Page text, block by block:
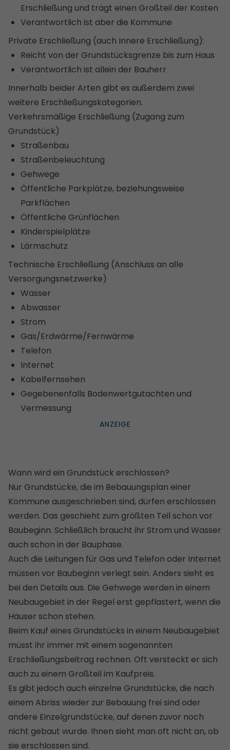
Erschließung und trägt einen Großteil der Kosten
Verantwortlich ist aber die Kommune
Private Erschließung (auch Innere Erschließung):
Reicht von der Grundstücksgrenze bis zum Haus
Verantwortlich ist allein der Bauherr
Innerhalb beider Arten gibt es außerdem zwei
weitere Erschließungskategorien.
Verkehrsmäßige Erschließung (Zugang zum
Grundstück)
Straßenbau
Straßenbeleuchtung
Gehwege
Öffentliche Parkplätze, beziehungsweise
Parkflächen
Öffentliche Grünflächen
Kinderspielplätze
Lärmschutz
Technische Erschließung (Anschluss an alle
Versorgungsnetzwerke)
Wasser
Abwasser
Strom
Gas/Erdwärme/Fernwärme
Telefon
Internet
Kabelfernsehen
Gegebenenfalls Bodenwertgutachten und
Vermessung
Wann wird ein Grundstück erschlossen?
Nur Grundstücke, die im Bebauungsplan einer
Kommune ausgeschrieben sind, dürfen erschlossen
werden. Das geschieht zum größten Teil schon vor
Baubeginn. Schließlich braucht ihr Strom und Wasser
auch schon in der Bauphase.
Auch die Leitungen für Gas und Telefon oder Internet
müssen vor Baubeginn verlegt sein. Anders sieht es
bei den Details aus. Die Gehwege werden in einem
Neubaugebiet in der Regel erst gepflastert, wenn die
Häuser schon stehen.
Beim Kauf eines Grundstücks in einem Neubaugebiet
müsst ihr immer mit einem sogenannten
Erschließungsbeitrag rechnen. Oft versteckt er sich
auch zu einem Großteil im Kaufpreis.
Es gibt jedoch auch einzelne Grundstücke, die nach
einem Abriss wieder zur Bebauung frei sind oder
andere Einzelgrundstücke, auf denen zuvor noch
nicht gebaut wurde. Ihnen sieht man oft nicht an, ob
sie erschlossen sind.